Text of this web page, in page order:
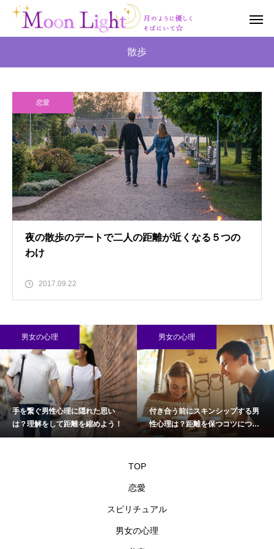
散歩
恋愛
夜の散歩のデートで二人の距離が近くなる５つの
わけ
2017.09.22
男女の心理
手を繋ぐ男性心理に隠れた思い
は？理解をして距離を縮めよう！
男女の心理
付き合う前にスキンシップする男
性心理は？距離を保つコツについ
て
TOP
恋愛
スピリチュアル
男女の心理